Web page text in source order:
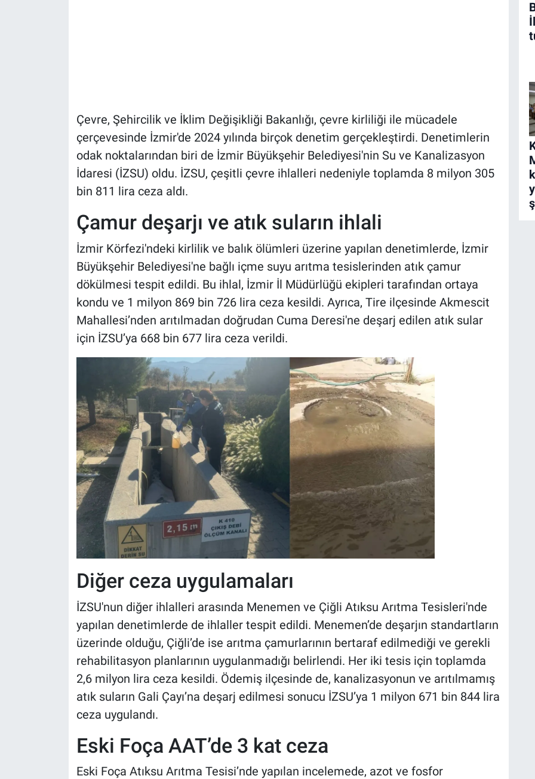
Çevre, Şehircilik ve İklim Değişikliği Bakanlığı, çevre kirliliği ile mücadele
çerçevesinde İzmir'de 2024 yılında birçok denetim gerçekleştirdi. Denetimlerin
odak noktalarından biri de İzmir Büyükşehir Belediyesi'nin Su ve Kanalizasyon
İdaresi (İZSU) oldu. İZSU, çeşitli çevre ihlalleri nedeniyle toplamda 8 milyon 305
bin 811 lira ceza aldı.
Çamur deşarjı ve atık suların ihlali
İzmir Körfezi'ndeki kirlilik ve balık ölümleri üzerine yapılan denetimlerde, İzmir
Büyükşehir Belediyesi'ne bağlı içme suyu arıtma tesislerinden atık çamur
dökülmesi tespit edildi. Bu ihlal, İzmir İl Müdürlüğü ekipleri tarafından ortaya
kondu ve 1 milyon 869 bin 726 lira ceza kesildi. Ayrıca, Tire ilçesinde Akmescit
Mahallesi’nden arıtılmadan doğrudan Cuma Deresi'ne deşarj edilen atık sular
için İZSU’ya 668 bin 677 lira ceza verildi.
Diğer ceza uygulamaları
İZSU'nun diğer ihlalleri arasında Menemen ve Çiğli Atıksu Arıtma Tesisleri'nde
yapılan denetimlerde de ihlaller tespit edildi. Menemen’de deşarjın standartların
üzerinde olduğu, Çiğli’de ise arıtma çamurlarının bertaraf edilmediği ve gerekli
rehabilitasyon planlarının uygulanmadığı belirlendi. Her iki tesis için toplamda
2,6 milyon lira ceza kesildi. Ödemiş ilçesinde de, kanalizasyonun ve arıtılmamış
atık suların Gali Çayı’na deşarj edilmesi sonucu İZSU’ya 1 milyon 671 bin 844 lira
ceza uygulandı.
Eski Foça AAT’de 3 kat ceza
Eski Foça Atıksu Arıtma Tesisi’nde yapılan incelemede, azot ve fosfor